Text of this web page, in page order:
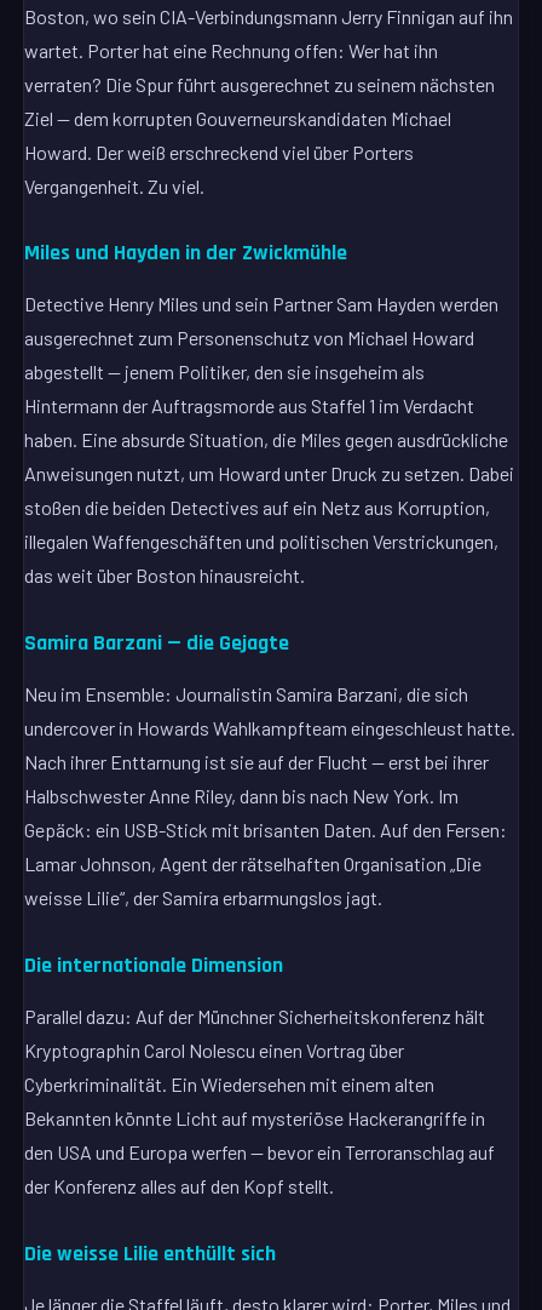
Boston, wo sein CIA-Verbindungsmann Jerry Finnigan auf ihn
wartet. Porter hat eine Rechnung offen: Wer hat ihn
verraten? Die Spur führt ausgerechnet zu seinem nächsten
Ziel — dem korrupten Gouverneurskandidaten Michael
Howard. Der weiß erschreckend viel über Porters
Vergangenheit. Zu viel.
Miles und Hayden in der Zwickmühle
Detective Henry Miles und sein Partner Sam Hayden werden
ausgerechnet zum Personenschutz von Michael Howard
abgestellt — jenem Politiker, den sie insgeheim als
Hintermann der Auftragsmorde aus Staffel 1 im Verdacht
haben. Eine absurde Situation, die Miles gegen ausdrückliche
Anweisungen nutzt, um Howard unter Druck zu setzen. Dabei
stoßen die beiden Detectives auf ein Netz aus Korruption,
illegalen Waffengeschäften und politischen Verstrickungen,
das weit über Boston hinausreicht.
Samira Barzani — die Gejagte
Neu im Ensemble: Journalistin Samira Barzani, die sich
undercover in Howards Wahlkampfteam eingeschleust hatte.
Nach ihrer Enttarnung ist sie auf der Flucht — erst bei ihrer
Halbschwester Anne Riley, dann bis nach New York. Im
Gepäck: ein USB-Stick mit brisanten Daten. Auf den Fersen:
Lamar Johnson, Agent der rätselhaften Organisation „Die
weisse Lilie“, der Samira erbarmungslos jagt.
Die internationale Dimension
Parallel dazu: Auf der Münchner Sicherheitskonferenz hält
Kryptographin Carol Nolescu einen Vortrag über
Cyberkriminalität. Ein Wiedersehen mit einem alten
Bekannten könnte Licht auf mysteriöse Hackerangriffe in
den USA und Europa werfen — bevor ein Terroranschlag auf
der Konferenz alles auf den Kopf stellt.
Die weisse Lilie enthüllt sich
Je länger die Staffel läuft, desto klarer wird: Porter, Miles und